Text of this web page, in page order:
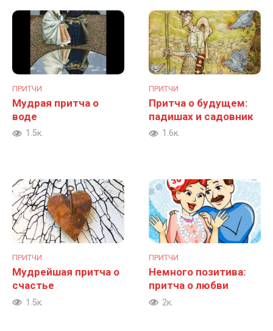
ПРИТЧИ
Мудрая притча о
воде
1.5к.
ПРИТЧИ
Притча о будущем:
падишах и садовник
1.6к.
ПРИТЧИ
Мудрейшая притча о
счастье
1.5к.
ПРИТЧИ
Немного позитива:
притча о любви
2к.